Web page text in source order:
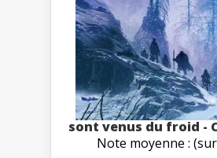
sont venus du froid -
Note moyenne :